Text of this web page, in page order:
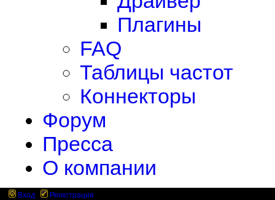
Плагины
FAQ
Таблицы частот
Коннекторы
Форум
Пресса
О компании
Вход Регистрация